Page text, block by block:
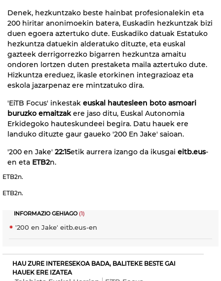
Denek, hezkuntzako beste hainbat profesionalekin eta
200 hiritar anonimoekin batera, Euskadin hezkuntzak bizi
duen egoera aztertuko dute. Euskadiko datuak Estatuko
hezkuntza datuekin alderatuko dituzte, eta euskal
gazteek derrigorrezko bigarren hezkuntza amaitu
ondoren lortzen duten prestaketa maila aztertuko dute.
Hizkuntza ereduez, ikasle etorkinen integrazioaz eta
eskola jazarpenaz ere mintzatuko dira.
'EiTB Focus' inkestak euskal hautesleen boto asmoari
buruzko emaitzakere jaso ditu, Euskal Autonomia
Erkidegoko hauteskundeei begira. Datu hauek ere
landuko dituzte gaur gaueko '200 En Jake' saioan.
'200 en Jake' 22:15etik aurrera izango da ikusgai eitb.eus-
en eta ETB2n.
ETB2n.
ETB2n.
INFORMAZIO GEHIAGO(1)
'200 en Jake' eitb.eus-en
HAU ZURE INTERESEKOA BADA, BALITEKE BESTE GAI
HAUEK ERE IZATEA